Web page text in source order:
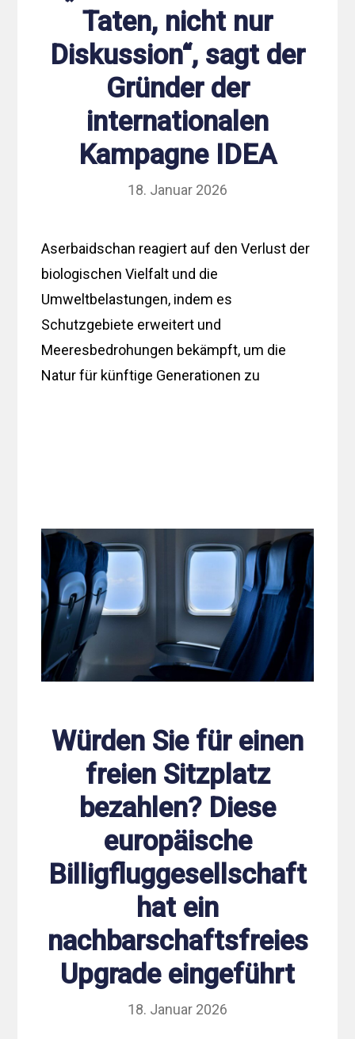
Taten, nicht nur
Diskussion“, sagt der
Gründer der
internationalen
Kampagne IDEA
18. Januar 2026
Aserbaidschan reagiert auf den Verlust der
biologischen Vielfalt und die
Umweltbelastungen, indem es
Schutzgebiete erweitert und
Meeresbedrohungen bekämpft, um die
Natur für künftige Generationen zu
Würden Sie für einen
freien Sitzplatz
bezahlen? Diese
europäische
Billigfluggesellschaft
hat ein
nachbarschaftsfreies
Upgrade eingeführt
18. Januar 2026